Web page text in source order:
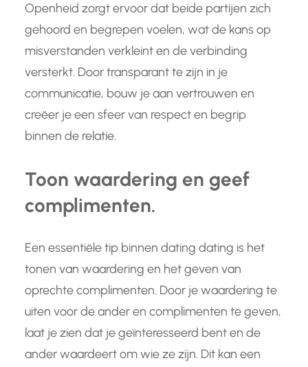
Openheid zorgt ervoor dat beide partijen zich
gehoord en begrepen voelen, wat de kans op
misverstanden verkleint en de verbinding
versterkt. Door transparant te zijn in je
communicatie, bouw je aan vertrouwen en
creëer je een sfeer van respect en begrip
binnen de relatie.
Toon waardering en geef
complimenten.
Een essentiële tip binnen dating dating is het
tonen van waardering en het geven van
oprechte complimenten. Door je waardering te
uiten voor de ander en complimenten te geven,
laat je zien dat je geïnteresseerd bent en de
ander waardeert om wie ze zijn. Dit kan een